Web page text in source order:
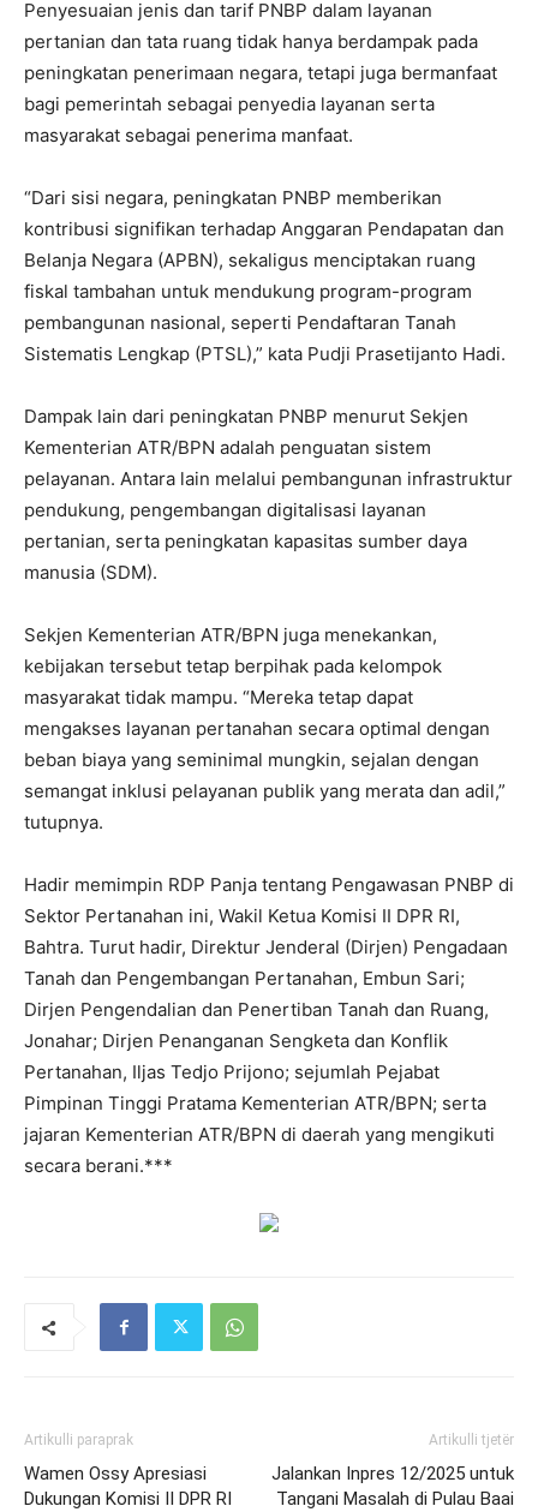
Penyesuaian jenis dan tarif PNBP dalam layanan
pertanian dan tata ruang tidak hanya berdampak pada
peningkatan penerimaan negara, tetapi juga bermanfaat
bagi pemerintah sebagai penyedia layanan serta
masyarakat sebagai penerima manfaat.
“Dari sisi negara, peningkatan PNBP memberikan
kontribusi signifikan terhadap Anggaran Pendapatan dan
Belanja Negara (APBN), sekaligus menciptakan ruang
fiskal tambahan untuk mendukung program-program
pembangunan nasional, seperti Pendaftaran Tanah
Sistematis Lengkap (PTSL),” kata Pudji Prasetijanto Hadi.
Dampak lain dari peningkatan PNBP menurut Sekjen
Kementerian ATR/BPN adalah penguatan sistem
pelayanan. Antara lain melalui pembangunan infrastruktur
pendukung, pengembangan digitalisasi layanan
pertanian, serta peningkatan kapasitas sumber daya
manusia (SDM).
Sekjen Kementerian ATR/BPN juga menekankan,
kebijakan tersebut tetap berpihak pada kelompok
masyarakat tidak mampu. “Mereka tetap dapat
mengakses layanan pertanahan secara optimal dengan
beban biaya yang seminimal mungkin, sejalan dengan
semangat inklusi pelayanan publik yang merata dan adil,”
tutupnya.
Hadir memimpin RDP Panja tentang Pengawasan PNBP di
Sektor Pertanahan ini, Wakil Ketua Komisi II DPR RI,
Bahtra. Turut hadir, Direktur Jenderal (Dirjen) Pengadaan
Tanah dan Pengembangan Pertanahan, Embun Sari;
Dirjen Pengendalian dan Penertiban Tanah dan Ruang,
Jonahar; Dirjen Penanganan Sengketa dan Konflik
Pertanahan, Iljas Tedjo Prijono; sejumlah Pejabat
Pimpinan Tinggi Pratama Kementerian ATR/BPN; serta
jajaran Kementerian ATR/BPN di daerah yang mengikuti
secara berani.***
Artikulli paraprak
Wamen Ossy Apresiasi
Dukungan Komisi II DPR RI
Artikulli tjetër
Jalankan Inpres 12/2025 untuk
Tangani Masalah di Pulau Baai